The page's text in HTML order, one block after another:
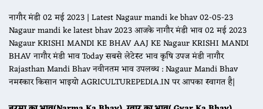
नागौर मंडी 02 मई 2023 | Latest Nagaur mandi ke bhav 02-05-23
Nagaur mandi ke latest bhav 2023 आजके नागौर मंडी भाव 02 मई 2023
Nagaur KRISHI MANDI KE BHAV AAJ KE Nagaur KRISHI MANDI
BHAV नागौर मंडी भाव Today सबसे लेटेस्ट भाव कृषि उपज मंडी नागौर
Rajasthan Mandi Bhav नवीनतम भाव उपलब्ध : Nagaur Mandi Bhav
नमस्कार किसान भाइयो AGRICULTUREPEDIA.IN पर आपका स्वागत है|